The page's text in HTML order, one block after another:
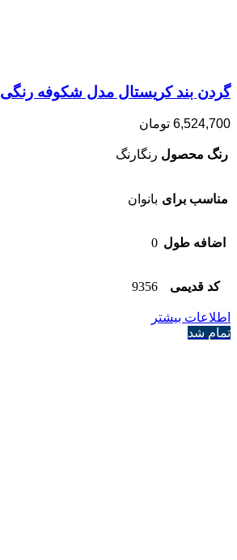
گردن بند کریستال مدل شکوفه رنگی
6,524,700 تومان
رنگ محصول رنگارنگ
مناسب برای بانوان
اضافه طول 0
کد قدیمی 9356
اطلاعات بیشتر
تمام شد